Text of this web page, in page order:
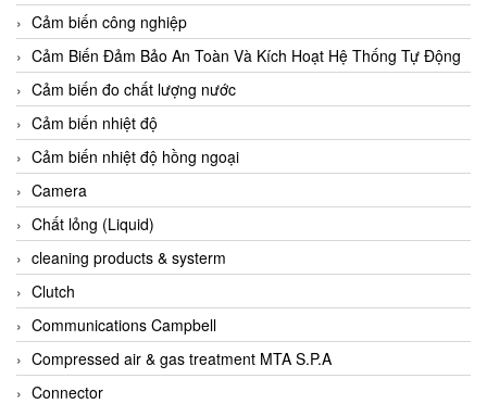
AIKOH
AINUO Vietnam
AIR MAJOR
Aira Euro Automation
Airtac Vietnam
Airtec Vietnam
AI-Tek Vietnam
Akerstroms Viet Nam
AKO Armaturen & Separationstechnik
AKO Armaturen & Separationstechnik Vietnam
AKUSENSE
ALA OFFICINE SPA
Cảm biến công nghiệp
Cảm Biến Đảm Bảo An Toàn Và Kích Hoạt Hệ Thống Tự Động
Cảm biến đo chất lượng nước
Cảm biến nhiệt độ
Cảm biến nhiệt độ hồng ngoại
Camera
Chất lỏng (Liquid)
cleaning products & systerm
Clutch
Communications Campbell
Compressed air & gas treatment MTA S.P.A
Connector